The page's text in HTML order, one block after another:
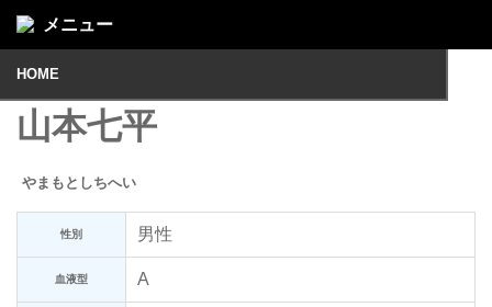
メニュー
HOME
山本七平
やまもとしちへい
性別 男性
血液型 A